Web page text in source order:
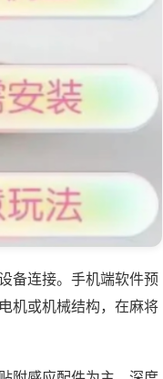
备连接。手机端软件预
机或机械结构，在麻将